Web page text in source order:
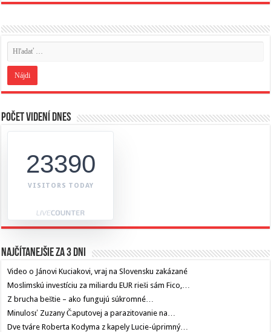
Počet videní dnes
23390
VISITORS TODAY
Najčítanejšie za 3 dni
Video o Jánovi Kuciakovi, vraj na Slovensku zakázané
Moslimskú investíciu za miliardu EUR rieši sám Fico,…
Z brucha beštie – ako fungujú súkromné…
Minulosť Zuzany Čaputovej a parazitovanie na…
Dve tváre Roberta Kodyma z kapely Lucie-úprimný…